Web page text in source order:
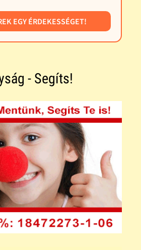
EGY ÉRDEKESSÉGET!
- Segíts!